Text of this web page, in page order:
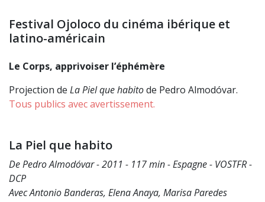
Festival Ojoloco du cinéma ibérique et
latino-américain
Le Corps, apprivoiser l’éphémère
Projection de La Piel que habitode Pedro Almodóvar.
Tous publics avec avertissement.
La Piel que habito
De Pedro Almodóvar - 2011 - 117 min - Espagne - VOSTFR -
DCP
Avec Antonio Banderas, Elena Anaya, Marisa Paredes